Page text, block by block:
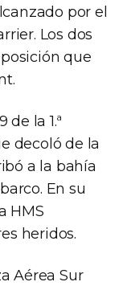
por el
Los dos
que
la 1.ª
decoló de la
a la bahía
En su
HMS
heridos.
Aérea Sur